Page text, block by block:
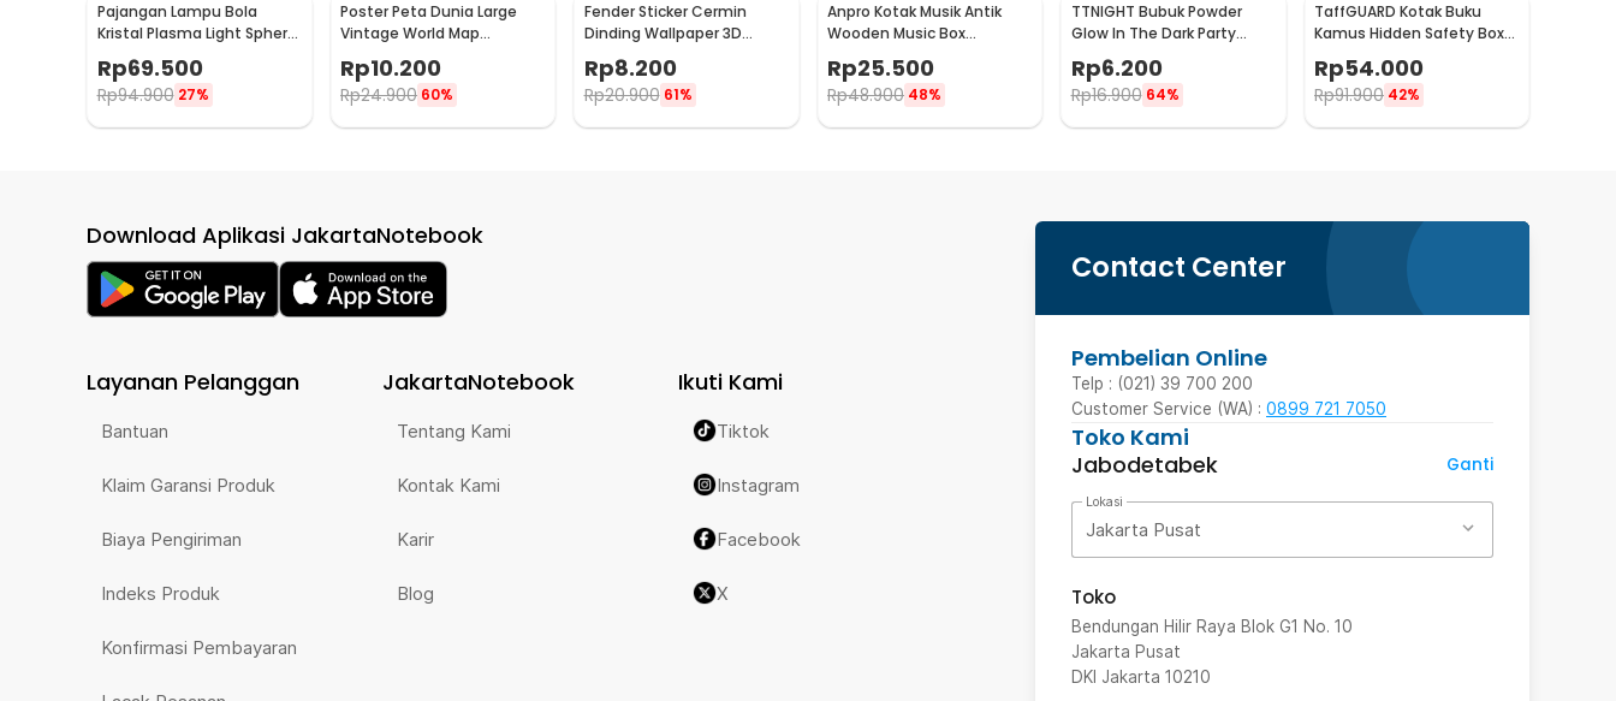
Pajangan Lampu Bola
Kristal Plasma Light Sphere
- ZC211700
Rp69.500
Rp94.900 27%
Poster Peta Dunia Large
Vintage World Map
Rp10.200
Rp24.900 60%
Fender Sticker Cermin
Dinding Wallpaper 3D
Model Square Mirror 9 PCS -
Q353
Rp8.200
Rp20.900 61%
Anpro Kotak Musik Antik
Wooden Music Box
ADQ0194
Rp25.500
Rp48.900 48%
TTNIGHT Bubuk Powder
Glow In The Dark Party
Decoration 10g - T01
Rp6.200
Rp16.900 64%
TaffGUARD Kotak Buku
Kamus Hidden Safety Box
KB-10P
Rp54.000
Rp91.900 42%
Contact Center
Pembelian Online
Telp : (021) 39 700 200
Customer Service (WA) : 0899 721 7050
Toko Kami
Jabodetabek
Ganti
Lokasi
Jakarta Pusat
Toko
Bendungan Hilir Raya Blok G1 No. 10
Jakarta Pusat
DKI Jakarta 10210
Download Aplikasi JakartaNotebook
Layanan Pelanggan
Bantuan
Klaim Garansi Produk
Biaya Pengiriman
Indeks Produk
Konfirmasi Pembayaran
JakartaNotebook
Tentang Kami
Kontak Kami
Karir
Blog
Ikuti Kami
Tiktok
Instagram
Facebook
X